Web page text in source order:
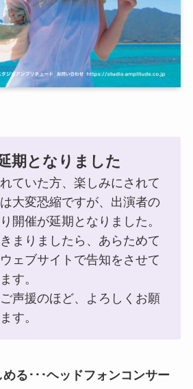
期となりました
ていた方、楽しみにされて
大変恐縮ですが、出演者の
開催が延期となりました。
まりましたら、あらためて
ェブサイトで告知をさせて
す。
声援のほど、よろしくお願
す。
る･･･ヘッドフォンコンサー